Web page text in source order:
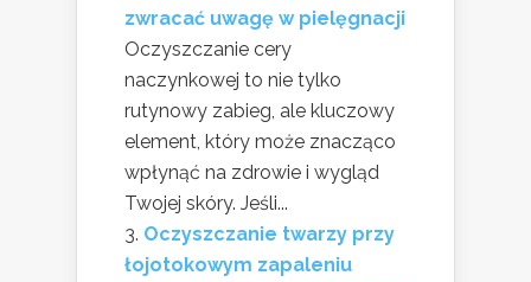
zwracać uwagę w pielęgnacji
Oczyszczanie cery
naczynkowej to nie tylko
rutynowy zabieg, ale kluczowy
element, który może znacząco
wpłynąć na zdrowie i wygląd
Twojej skóry. Jeśli...
Oczyszczanie twarzy przy
łojotokowym zapaleniu